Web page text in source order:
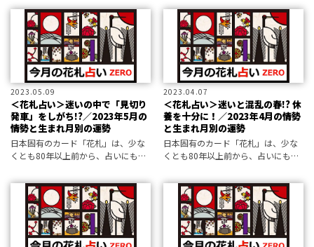
せた占い師・ZEROさんが、今月の
あなたの運勢を占います！
せた占い師・ZEROさんが、今月の
あなたの運勢を占います！
2023.05.09
＜花札占い＞迷いの中で「見切り
発車」をしがち!?／2023年5月の
情勢と生まれ月別の運勢
日本固有のカード「花札」は、少な
くとも80年以上前から、占いにも使
せた占い師・ZEROさんが、今月の
あなたの運勢を占います！
2023.04.07
＜花札占い＞迷いと混乱の春!? 休
養を十分に！／2023年4月の情勢
と生まれ月別の運勢
日本固有のカード「花札」は、少な
くとも80年以上前から、占いにも使
せた占い師・ZEROさんが、今月の
あなたの運勢を占います！